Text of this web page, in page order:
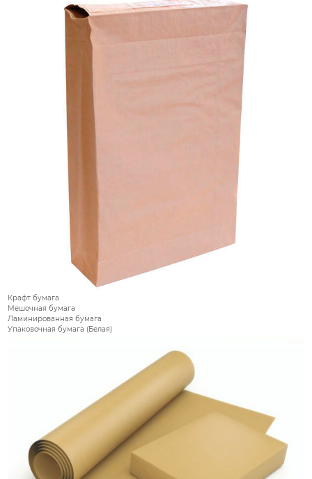
Крафт бумага
Мешочная бумага
Ламинированная бумага
Упаковочная бумага (Белая)